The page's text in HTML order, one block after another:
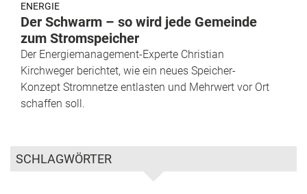
ENERGIE
Der Schwarm – so wird jede Gemeinde
zum Stromspeicher
Der Energiemanagement-Experte Christian
Kirchweger berichtet, wie ein neues Speicher-
Konzept Stromnetze entlasten und Mehrwert vor Ort
schaffen soll.
SCHLAGWÖRTER